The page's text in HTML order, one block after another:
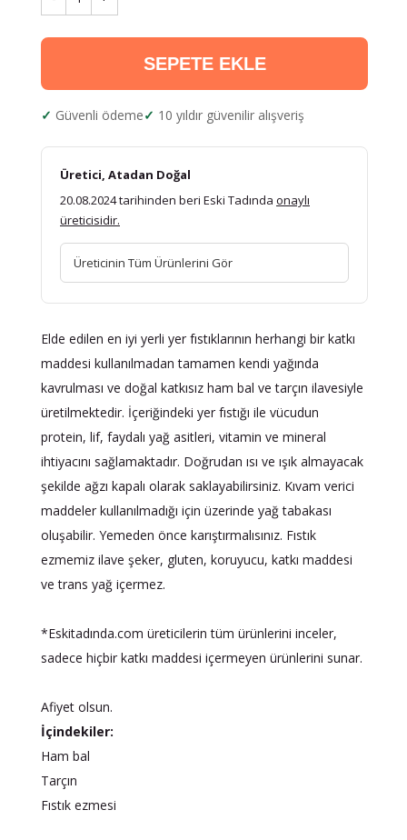
SEPETE EKLE
Güvenli ödeme 10 yıldır güvenilir alışveriş
Üretici, Atadan Doğal
20.08.2024 tarihinden beri Eski Tadında onaylı
üreticisidir.
Üreticinin Tüm Ürünlerini Gör
Elde edilen en iyi yerli yer fıstıklarının herhangi bir katkı
maddesi kullanılmadan tamamen kendi yağında
kavrulması ve doğal katkısız ham bal ve tarçın ilavesiyle
üretilmektedir. İçeriğindeki yer fıstığı ile vücudun
protein, lif, faydalı yağ asitleri, vitamin ve mineral
ihtiyacını sağlamaktadır. Doğrudan ısı ve ışık almayacak
şekilde ağzı kapalı olarak saklayabilirsiniz. Kıvam verici
maddeler kullanılmadığı için üzerinde yağ tabakası
oluşabilir. Yemeden önce karıştırmalısınız. Fıstık
ezmemiz ilave şeker, gluten, koruyucu, katkı maddesi
ve trans yağ içermez.
*Eskitadında.com üreticilerin tüm ürünlerini inceler,
sadece hiçbir katkı maddesi içermeyen ürünlerini sunar.
Afiyet olsun.
İçindekiler:
Ham bal
Tarçın
Fıstık ezmesi